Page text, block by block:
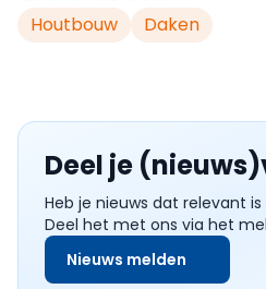
Houtbouw
Daken
Deel je
Heb je nieuws dat relevant
Deel het met ons via het
Nieuws melden